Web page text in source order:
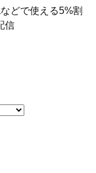
どで使える5%割
信